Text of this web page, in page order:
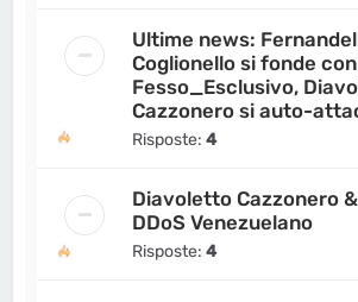
Ultime news:
Coglionello si fonde con
Fesso_Esclusivo,
Cazzonero si auto-
Risposte:4
Diavoletto Cazzonero
DDoS Venezuelano
Risposte:4